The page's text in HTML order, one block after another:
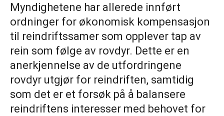
Myndighetene har allerede innført
ordninger for økonomisk kompensasjon
til reindriftssamer som opplever tap av
rein som følge av rovdyr. Dette er en
anerkjennelse av de utfordringene
rovdyr utgjør for reindriften, samtidig
som det er et forsøk på å balansere
reindriftens interesser med behovet for